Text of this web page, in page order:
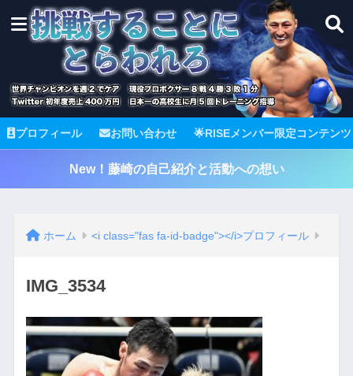
プロフィール お問い合わせ 🌟RISEメンバー限定コンテンツ
New！藤崎の自己紹介と活動への想い
ホーム <i class="fas fa-id-badge"></i>プロフィール
IMG_3534